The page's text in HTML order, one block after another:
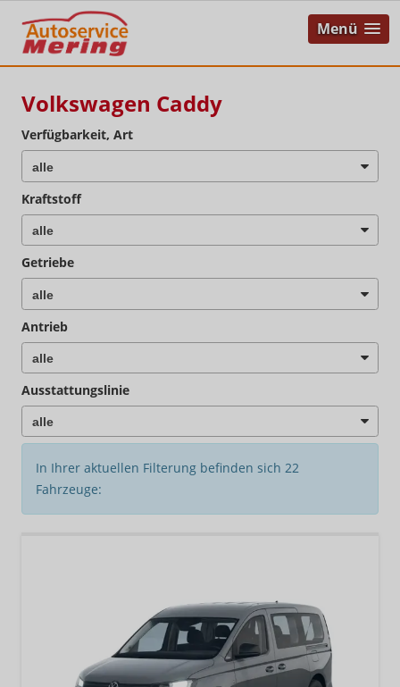
Menü
Volkswagen Caddy
Verfügbarkeit, Art
Kraftstoff
Getriebe
Antrieb
Ausstattungslinie
In Ihrer aktuellen Filterung befinden sich 22
Fahrzeuge: